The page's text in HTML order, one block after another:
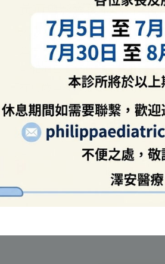
新生兒黃疸需要照光治
當嬰兒出現黃疸時，不少家
光治療」這個處理方法。然
進行治療，其使用時機、安
際情況作出專業判斷。